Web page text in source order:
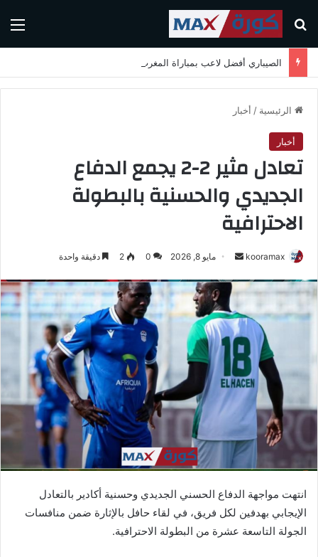
بحث عن
الرئيسية / أخبار
أخبار
تعادل مثير 2-2 يجمع الدفاع
الجديدي والحسنية بالبطولة
الاحترافية
kooramax
س
ل
ر
ي
د
إ
ك
و
ن
ي
مايو 8, 2026 0
2 دقيقة واحدة
انتهت مواجهة الدفاع الحسني الجديدي وحسنية أكادير بالتعادل
الإيجابي بهدفين لكل فريق، في لقاء حافل بالإثارة ضمن منافسات
الجولة التاسعة عشرة من البطولة الاحترافية.